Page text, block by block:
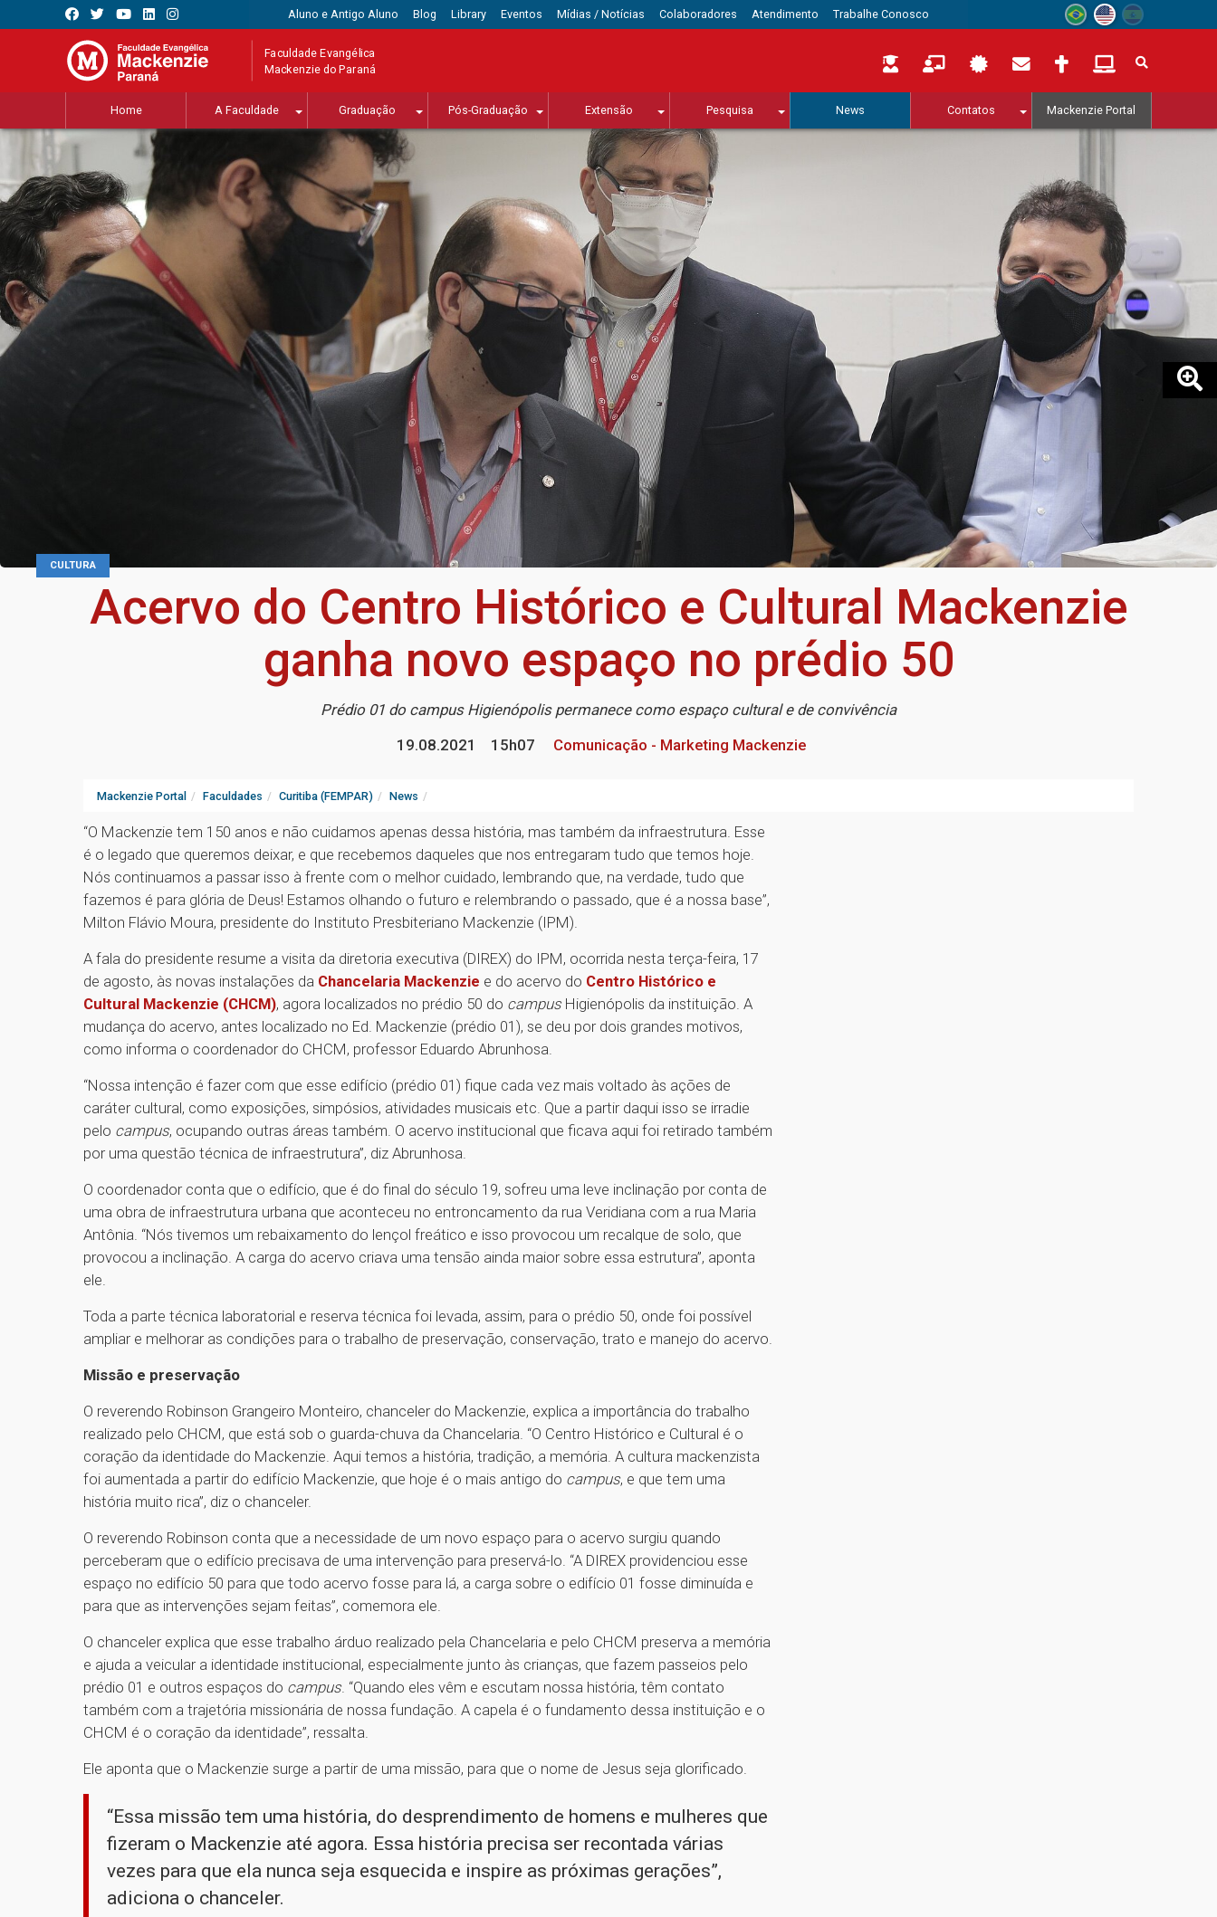
Aluno e Antigo Aluno Blog Library Eventos Mídias / Notícias Colaboradores Atendimento Trabalhe Conosco
Faculdade Evangélica
Mackenzie do Paraná
Home A Faculdade Graduação Pós-Graduação Extensão Pesquisa News Contatos Mackenzie Portal
CULTURA
Acervo do Centro Histórico e Cultural Mackenzie
ganha novo espaço no prédio 50
Prédio 01 do campus Higienópolis permanece como espaço cultural e de convivência
19.08.2021
15h07 Comunicação - Marketing Mackenzie
Mackenzie Portal Faculdades Curitiba (FEMPAR) News
“O Mackenzie tem 150 anos e não cuidamos apenas dessa história, mas também da infraestrutura. Esse
é o legado que queremos deixar, e que recebemos daqueles que nos entregaram tudo que temos hoje.
Nós continuamos a passar isso à frente com o melhor cuidado, lembrando que, na verdade, tudo que
fazemos é para glória de Deus! Estamos olhando o futuro e relembrando o passado, que é a nossa base”,
Milton Flávio Moura, presidente do Instituto Presbiteriano Mackenzie (IPM).
A fala do presidente resume a visita da diretoria executiva (DIREX) do IPM, ocorrida nesta terça-feira, 17
de agosto, às novas instalações da Chancelaria Mackenzie e do acervo do Centro Histórico e
Cultural Mackenzie (CHCM), agora localizados no prédio 50 do campus Higienópolis da instituição. A
mudança do acervo, antes localizado no Ed. Mackenzie (prédio 01), se deu por dois grandes motivos,
como informa o coordenador do CHCM, professor Eduardo Abrunhosa.
“Nossa intenção é fazer com que esse edifício (prédio 01) fique cada vez mais voltado às ações de
caráter cultural, como exposições, simpósios, atividades musicais etc. Que a partir daqui isso se irradie
pelo campus, ocupando outras áreas também. O acervo institucional que ficava aqui foi retirado também
por uma questão técnica de infraestrutura”, diz Abrunhosa.
O coordenador conta que o edifício, que é do final do século 19, sofreu uma leve inclinação por conta de
uma obra de infraestrutura urbana que aconteceu no entroncamento da rua Veridiana com a rua Maria
Antônia. “Nós tivemos um rebaixamento do lençol freático e isso provocou um recalque de solo, que
provocou a inclinação. A carga do acervo criava uma tensão ainda maior sobre essa estrutura”, aponta
ele.
Toda a parte técnica laboratorial e reserva técnica foi levada, assim, para o prédio 50, onde foi possível
ampliar e melhorar as condições para o trabalho de preservação, conservação, trato e manejo do acervo.
Missão e preservação
O reverendo Robinson Grangeiro Monteiro, chanceler do Mackenzie, explica a importância do trabalho
realizado pelo CHCM, que está sob o guarda-chuva da Chancelaria. “O Centro Histórico e Cultural é o
coração da identidade do Mackenzie. Aqui temos a história, tradição, a memória. A cultura mackenzista
foi aumentada a partir do edifício Mackenzie, que hoje é o mais antigo do campus, e que tem uma
história muito rica”, diz o chanceler.
O reverendo Robinson conta que a necessidade de um novo espaço para o acervo surgiu quando
perceberam que o edifício precisava de uma intervenção para preservá-lo. “A DIREX providenciou esse
espaço no edifício 50 para que todo acervo fosse para lá, a carga sobre o edifício 01 fosse diminuída e
para que as intervenções sejam feitas”, comemora ele.
O chanceler explica que esse trabalho árduo realizado pela Chancelaria e pelo CHCM preserva a memória
e ajuda a veicular a identidade institucional, especialmente junto às crianças, que fazem passeios pelo
prédio 01 e outros espaços do campus. “Quando eles vêm e escutam nossa história, têm contato
também com a trajetória missionária de nossa fundação. A capela é o fundamento dessa instituição e o
CHCM é o coração da identidade”, ressalta.
Ele aponta que o Mackenzie surge a partir de uma missão, para que o nome de Jesus seja glorificado.
“Essa missão tem uma história, do desprendimento de homens e mulheres que
fizeram o Mackenzie até agora. Essa história precisa ser recontada várias
vezes para que ela nunca seja esquecida e inspire as próximas gerações”,
adiciona o chanceler.